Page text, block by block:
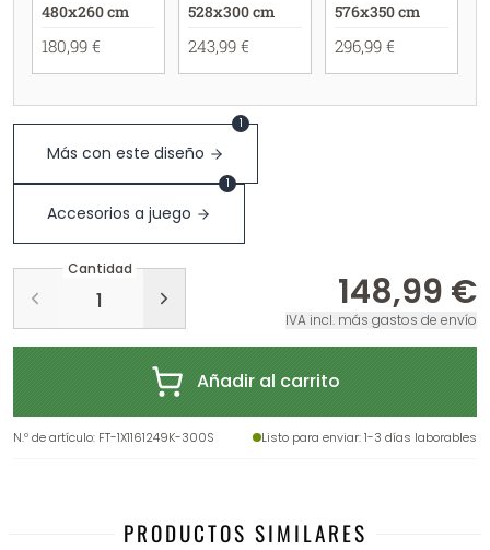
480x260 cm
180,99 €
528x300 cm
243,99 €
576x350 cm
296,99 €
Más con este diseño
1
Accesorios a juego
1
Cantidad
148,99 €
IVA incl. más gastos de envío
Añadir al carrito
N.º de artículo: FT-1X1161249K-300S Listo para enviar: 1-3 días laborables
PRODUCTOS SIMILARES